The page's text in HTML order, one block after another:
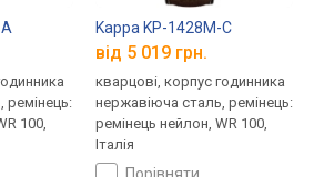
ремінець:
100,
Kappa KP-1428M-C
від 5 019 грн.
кварцові, корпус годинника
нержавіюча сталь, ремінець:
ремінець нейлон, WR 100,
Італія